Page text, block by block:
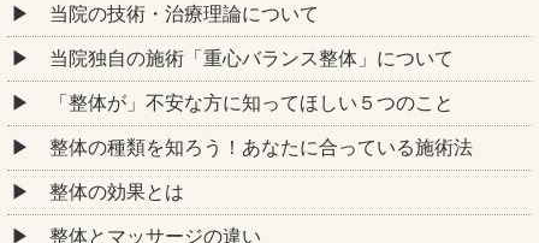
当院の技術・治療理論について
当院独自の施術「重心バランス整体」について
「整体が」不安な方に知ってほしい５つのこと
整体の種類を知ろう！あなたに合っている施術法
整体の効果とは
整体とマッサージの違い